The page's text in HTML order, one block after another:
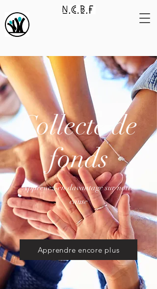
Collecte de
fonds
Apprenez-en davantage sur notre
cause
Apprendre encore plus